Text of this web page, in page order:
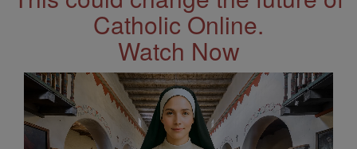
Catholic Online.
Watch Now